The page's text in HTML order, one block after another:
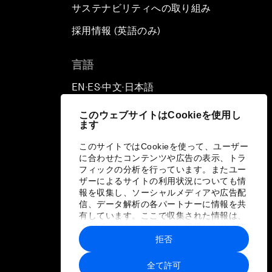
このウェブサイトはCookieを使用し
ます
このサイトではCookieを使って、ユーザー
に合わせたコンテンツや広告の表示、トラ
フィックの分析を行っています。またユー
ザーによるサイトの利用状況についても情
報を収集し、ソーシャルメディアや広告配
信、データ解析の各パートナーに情報を共
有しています。ここで収集された情報は、
ユーザーが各パートナーに提供した他の情
報や各パートナーのサービスを使用した際
に収集された情報と組み合わされ、各パー
トナーによって使用されることがありま
全て許可
拒否
サステナビリティへの取り組み
採用情報 (英語のみ)
言語
EN ▪ ES▪中文▪ 日本語